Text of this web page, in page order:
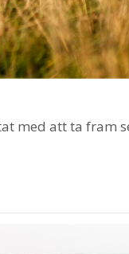
med att ta fram